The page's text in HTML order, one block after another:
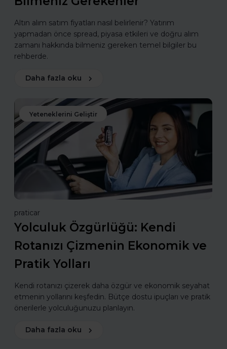
Altın alım satım fiyatları nasıl belirlenir? Yatırım
yapmadan önce spread, piyasa etkileri ve doğru alım
zamanı hakkında bilmeniz gereken temel bilgiler bu
rehberde.
Daha fazla oku
Yeteneklerini Geliştir
praticar
Yolculuk Özgürlüğü: Kendi
Rotanızı Çizmenin Ekonomik ve
Pratik Yolları
Kendi rotanızı çizerek daha özgür ve ekonomik seyahat
etmenin yollarını keşfedin. Bütçe dostu ipuçları ve pratik
önerilerle yolculuğunuzu planlayın.
Daha fazla oku